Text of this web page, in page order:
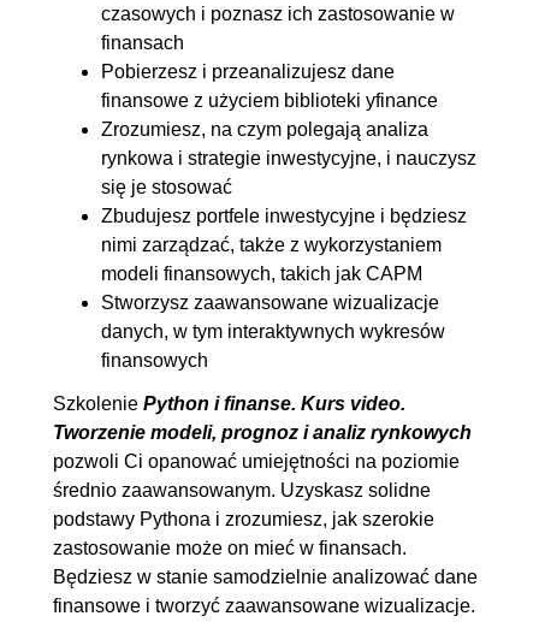
pd.to_datetime
7.2. Wizualizacja i metoda loc()
7.3. Funkcja date_range
00:10:20
7.4. Tworzenie indeksów
00:11:16
7.5. Datetimeindex i
Periodindex
00:06:13
8. Praca z danymi finansowymi 00:47:53
8.1. Biblioteka yfinance
00:08:48
8.2. Normalizacja danych i
metoda shift
00:09:11
8.3. Diff() i pct_change()
8.4. Ryzyko i stopa zwrotu
00:11:46
8.5. Dywersyfikacja portfela
00:06:09
8.6. Pliki excelowe
00:06:18
9. Strategie inwestycyjne 01:02:57
9.1. Momentum trading
00:09:50
czasowych i poznasz ich zastosowanie w
finansach
Pobierzesz i przeanalizujesz dane
finansowe z użyciem biblioteki yfinance
Zrozumiesz, na czym polegają analiza
rynkowa i strategie inwestycyjne, i nauczysz
się je stosować
Zbudujesz portfele inwestycyjne i będziesz
nimi zarządzać, także z wykorzystaniem
modeli finansowych, takich jak CAPM
Stworzysz zaawansowane wizualizacje
danych, w tym interaktywnych wykresów
finansowych
Szkolenie Python i finanse. Kurs video.
Tworzenie modeli, prognoz i analiz rynkowych
pozwoli Ci opanować umiejętności na poziomie
średnio zaawansowanym. Uzyskasz solidne
podstawy Pythona i zrozumiesz, jak szerokie
zastosowanie może on mieć w finansach.
Będziesz w stanie samodzielnie analizować dane
finansowe i tworzyć zaawansowane wizualizacje.